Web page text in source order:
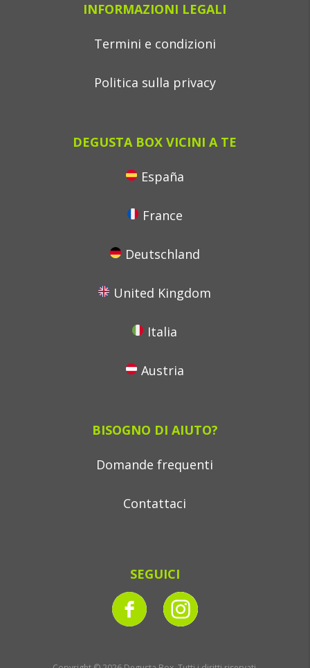
INFORMAZIONI LEGALI
Termini e condizioni
Politica sulla privacy
DEGUSTA BOX VICINI A TE
España
France
Deutschland
United Kingdom
Italia
Austria
BISOGNO DI AIUTO?
Domande frequenti
Contattaci
SEGUICI